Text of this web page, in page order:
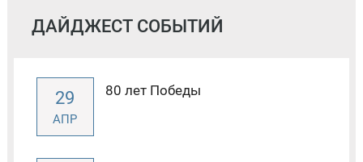
ДАЙДЖЕСТ СОБЫТИЙ
29
АПР
80 лет Победы